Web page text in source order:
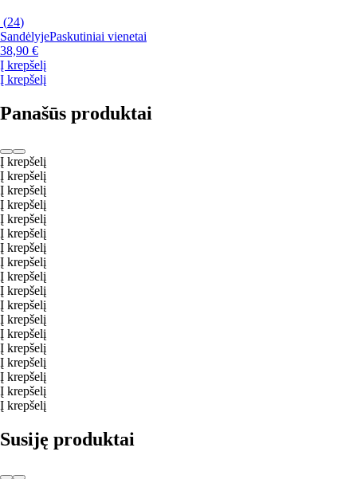
(24)
SandėlyjePaskutiniai vienetai
38,90 €
Į krepšelį
Į krepšelį
Panašūs produktai
Į krepšelį
Į krepšelį
Į krepšelį
Į krepšelį
Į krepšelį
Į krepšelį
Į krepšelį
Į krepšelį
Į krepšelį
Į krepšelį
Į krepšelį
Į krepšelį
Į krepšelį
Į krepšelį
Į krepšelį
Į krepšelį
Į krepšelį
Į krepšelį
Susiję produktai